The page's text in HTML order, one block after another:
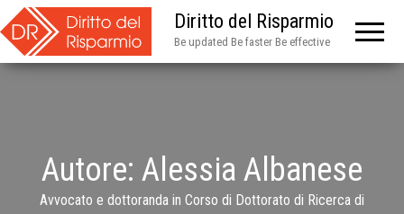
Diritto del Risparmio
Be updated Be faster Be effective
Autore: Alessia Albanese
Avvocato e dottoranda in Corso di Dottorato di Ricerca di